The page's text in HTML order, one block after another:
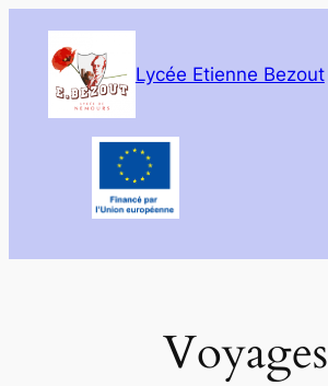
contenu
Lycée Etienne Bezout
Voyages